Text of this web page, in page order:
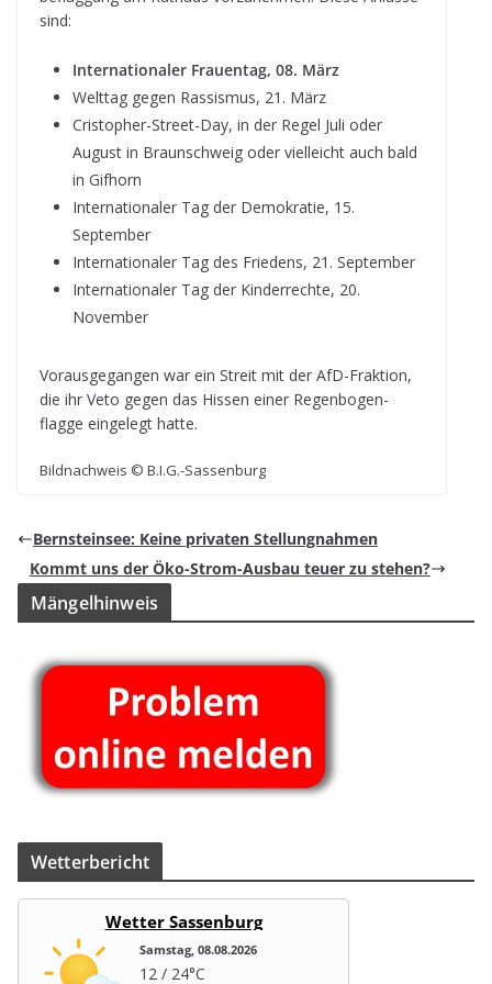
sind:
Inter­na­tio­na­ler Frau­en­tag, 08. März
Welt­tag gegen Ras­sis­mus, 21. März
Cris­to­pher-Street-Day, in der Regel Juli oder
August in Braun­schweig oder viel­leicht auch bald
in Gifhorn
Inter­na­tio­na­ler Tag der Demo­kra­tie, 15.
September
Inter­na­tio­na­ler Tag des Frie­dens, 21. September
Inter­na­tio­na­ler Tag der Kin­der­rechte, 20.
November
Vor­aus­ge­gan­gen war ein Streit mit der AfD-Frak­tion,
die ihr Veto gegen das His­sen einer Regen­bo­gen­
flagge ein­ge­legt hatte.
Bild­nach­weis © B.I.G.-Sassenburg
Bern­stein­see: Keine pri­va­ten Stellungnahmen
Kommt uns der Öko-Strom-Aus­bau teuer zu stehen?
Män­gel­hin­weis
Wet­ter­be­richt
Wetter Sassenburg
Samstag, 08.08.2026
12 / 24°C